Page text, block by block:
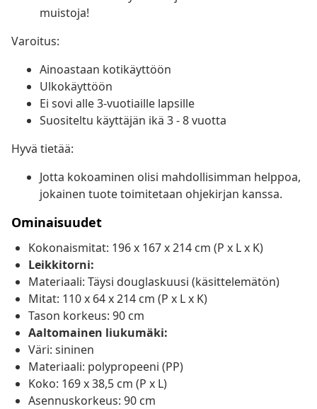
muistoja!
Varoitus:
Ainoastaan kotikäyttöön
Ulkokäyttöön
Ei sovi alle 3-vuotiaille lapsille
Suositeltu käyttäjän ikä 3 - 8 vuotta
Hyvä tietää:
Jotta kokoaminen olisi mahdollisimman helppoa,
jokainen tuote toimitetaan ohjekirjan kanssa.
Ominaisuudet
Kokonaismitat: 196 x 167 x 214 cm (P x L x K)
Leikkitorni:
Materiaali: Täysi douglaskuusi (käsittelemätön)
Mitat: 110 x 64 x 214 cm (P x L x K)
Tason korkeus: 90 cm
Aaltomainen liukumäki:
Väri: sininen
Materiaali: polypropeeni (PP)
Koko: 169 x 38,5 cm (P x L)
Asennuskorkeus: 90 cm